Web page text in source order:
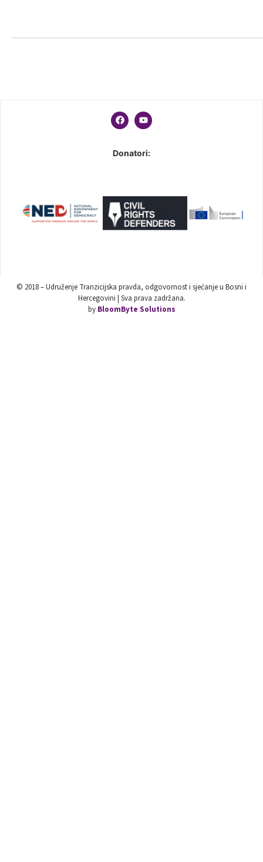
Donatori:
© 2018 – Udruženje Tranzicijska pravda, odgovornost i sjećanje u Bosni i
Hercegovini | Sva prava zadržana.
by BloomByte Solutions